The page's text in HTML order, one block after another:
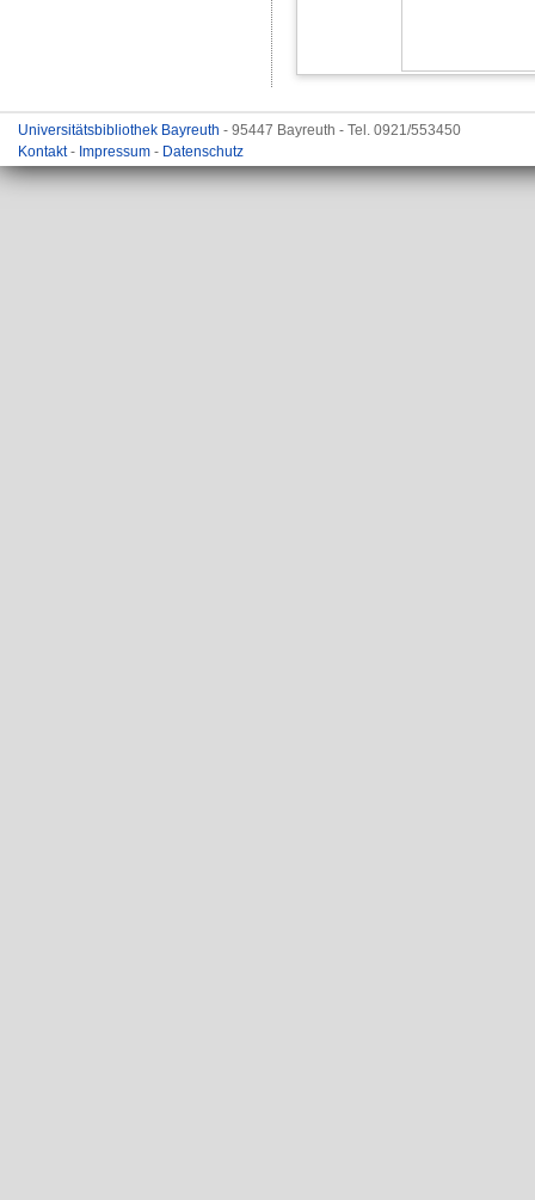
Universitätsbibliothek Bayreuth - 95447 Bayreuth - Tel. 0921/553450
Kontakt- Impressum - Datenschutz